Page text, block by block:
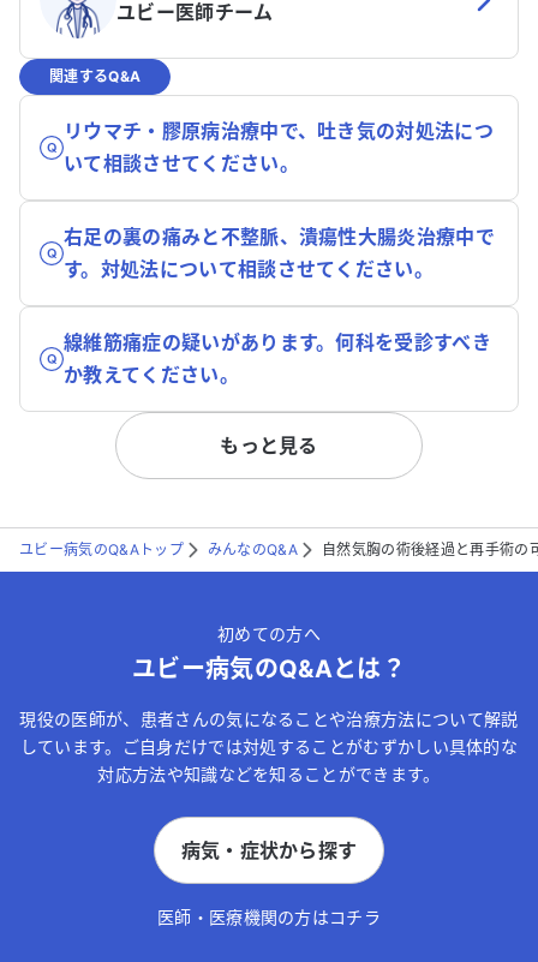
ユビー医師チーム
関連するQ&A
リウマチ・膠原病治療中で、吐き気の対処法につ
いて相談させてください。
右足の裏の痛みと不整脈、潰瘍性大腸炎治療中で
す。対処法について相談させてください。
線維筋痛症の疑いがあります。何科を受診すべき
か教えてください。
もっと見る
ユビー病気のQ&Aトップ みんなのQ&A 自然気胸の術後経過と再手術の
初めての方へ
ユビー病気のQ&Aとは？
現役の医師が、患者さんの気になることや治療方法について解説
しています。ご自身だけでは対処することがむずかしい具体的な
対応方法や知識などを知ることができます。
病気・症状から探す
医師・医療機関の方はコチラ